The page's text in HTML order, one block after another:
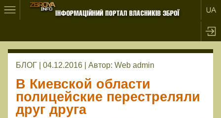
БЛОГ | 04.12.2016 | Автор: Web admin
В Киевской области
полицейские перестреляли
друг друга